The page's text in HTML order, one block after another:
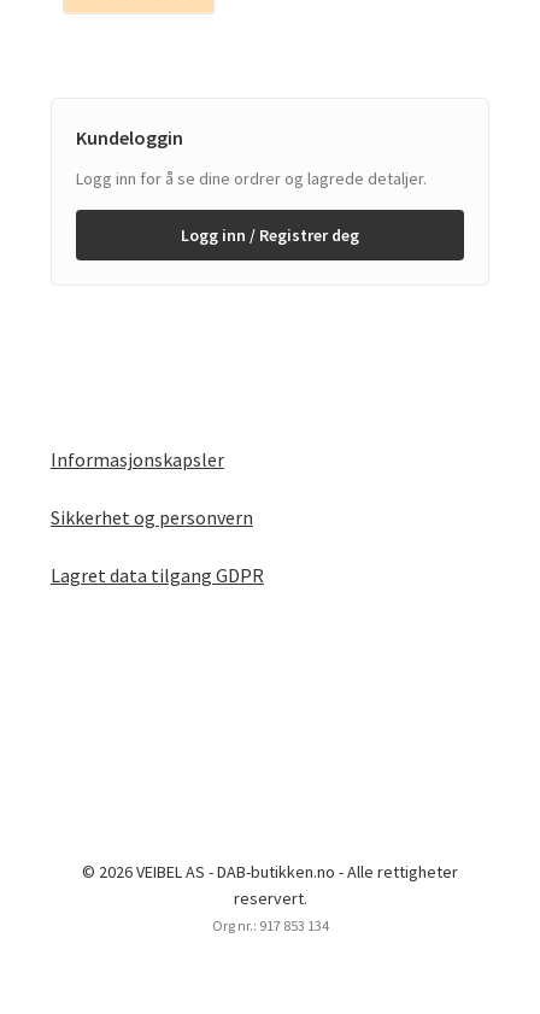
Kundeloggin
Logg inn for å se dine ordrer og lagrede detaljer.
Logg inn / Registrer deg
Informasjonskapsler
Sikkerhet og personvern
Lagret data tilgang GDPR
© 2026 VEIBEL AS - DAB-butikken.no - Alle rettigheter
reservert.
Org nr.: 917 853 134